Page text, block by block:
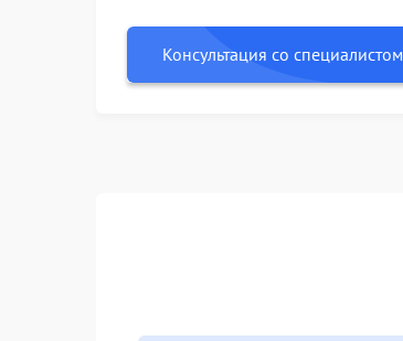
Консультация со специалистом